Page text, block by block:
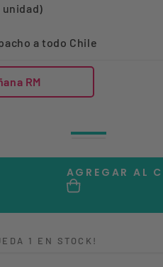
unidad)
a todo Chile
RM
Rosado
Variante
o
no
disponible
o
no
AGREGAR AL
1 EN STOCK!